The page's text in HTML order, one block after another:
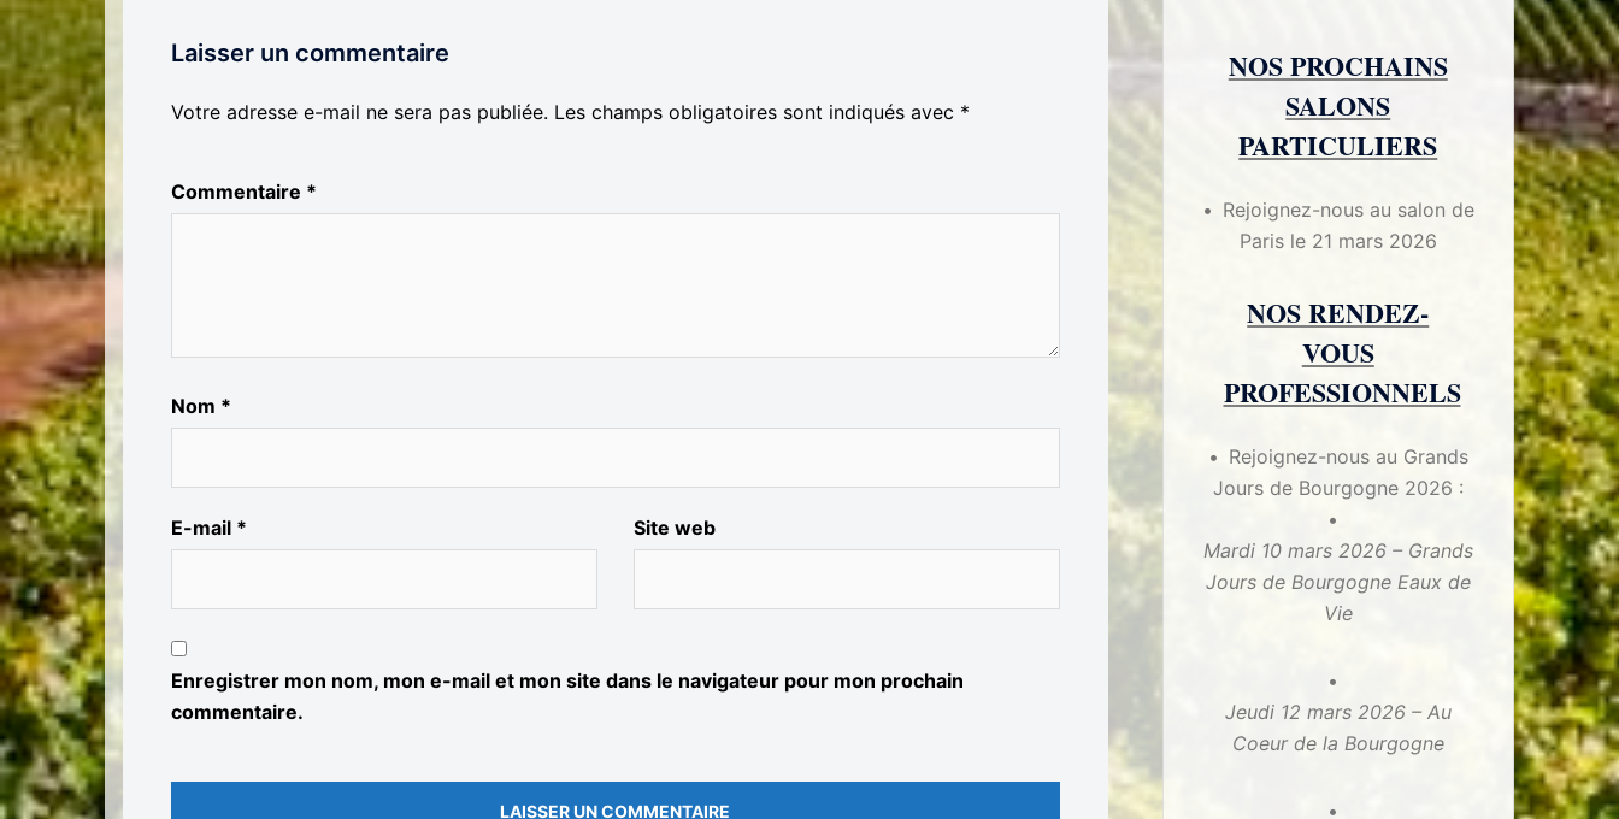
Laisser un commentaire
Votre adresse e-mail ne sera pas publiée. Les champs obligatoires sont indiqués avec *
Commentaire *
Nom *
E-mail * Site web
Enregistrer mon nom, mon e-mail et mon site dans le navigateur pour mon prochain
commentaire.
NOS PROCHAINS
SALONS
PARTICULIERS
Rejoignez-nous au salon de
Paris le 21 mars 2026
NOS RENDEZ-
VOUS
PROFESSIONNELS
Rejoignez-nous au Grands
Jours de Bourgogne 2026 :
Mardi 10 mars 2026 – Grands
Jours de Bourgogne Eaux de
Vie
Jeudi 12 mars 2026 – Au
Coeur de la Bourgogne